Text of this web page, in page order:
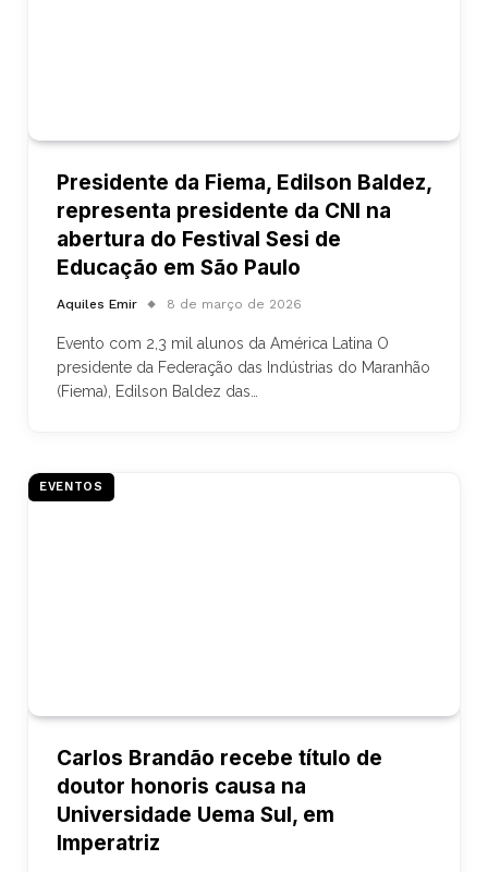
Presidente da Fiema, Edilson Baldez,
representa presidente da CNI na
abertura do Festival Sesi de
Educação em São Paulo
Aquiles Emir 8 de março de 2026
Evento com 2,3 mil alunos da América Latina O
presidente da Federação das Indústrias do Maranhão
(Fiema), Edilson Baldez das…
EVENTOS
Carlos Brandão recebe título de
doutor honoris causa na
Universidade Uema Sul, em
Imperatriz